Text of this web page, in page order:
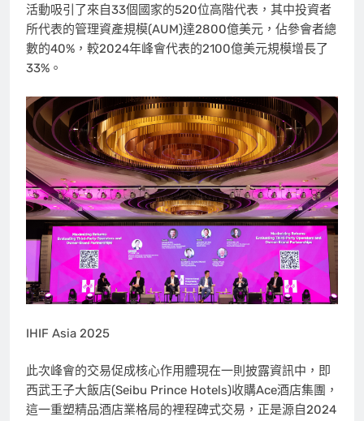
活動吸引了來自33個國家的520位高階代表，其中投資者
所代表的管理資產規模(AUM)達2800億美元，佔參會者總
數的40%，較2024年峰會代表的2100億美元規模增長了
33%。
IHIF Asia 2025
此次峰會的交易促成核心作用體現在一則披露資訊中，即
西武王子大飯店(Seibu Prince Hotels)收購Ace酒店集團，
這一重塑精品酒店業格局的裡程碑式交易，正是源自2024